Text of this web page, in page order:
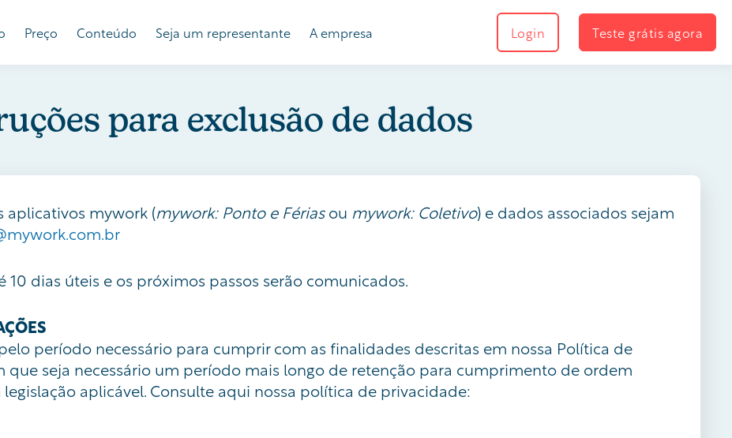
Preço Conteúdo Seja um representante A empresa Login Teste grátis agora
para exclusão de dados
aplicativos mywork (mywork: Ponto e Fériasou mywork: Coletivo) e dados associados sejam
dias úteis e os próximos passos serão comunicados.
período necessário para cumprir com as finalidades descritas em nossa Política de
que seja necessário um período mais longo de retenção para cumprimento de ordem
aplicável. Consulte aqui nossa política de privacidade: